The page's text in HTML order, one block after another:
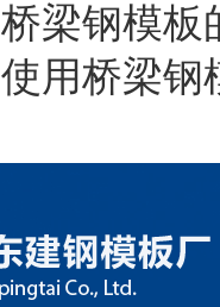
桥梁钢模板
使用桥梁钢